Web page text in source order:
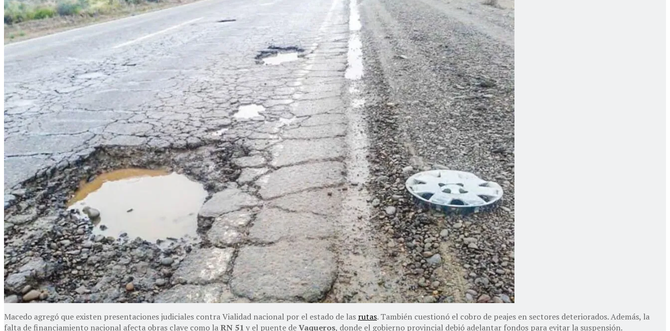
Macedo agregó que existen presentaciones judiciales contra Vialidad nacional por el estado de las rutas. También cuestionó el cobro de peajes en sectores deteriorados. Además, la
falta de financiamiento nacional afecta obras clave como laRN 51 y el puente deVaqueros, donde el gobierno provincial debió adelantar fondos para evitar la suspensión.